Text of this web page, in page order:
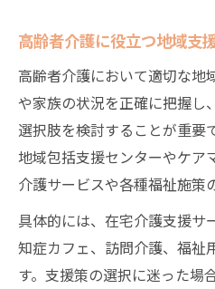
高齢者介護に役立つ地域支
高齢者介護において適切な地
や家族の状況を正確に把握し
選択肢を検討することが重要
地域包括支援センターやケア
介護サービスや各種福祉施策
具体的には、在宅介護支援サ
知症カフェ、訪問介護、福祉
す。支援策の選択に迷った場